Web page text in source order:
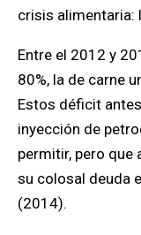
crisis alimentaria:
Entre el 2012 y 2015, la producción de granos bajó un
80%, la de carne
Estos déficit
inyección de
permitir, pero que
su colosal deuda
(2014).